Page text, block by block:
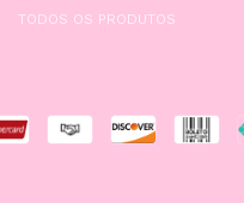
TODOS OS PRODUTOS